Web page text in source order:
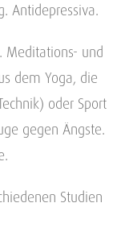
Antidepressiva.
Meditations- und
dem Yoga, die
oder Sport
gegen Ängste.
Studien